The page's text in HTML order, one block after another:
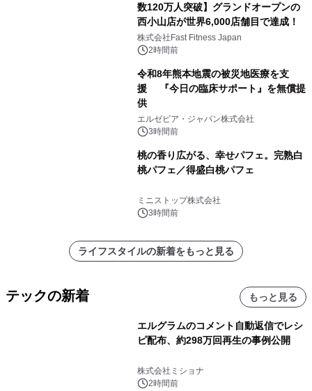
数120万人突破】グランドオープンの
西小山店が世界6,000店舗目で達成！
株式会社Fast Fitness Japan
2時間前
令和8年熊本地震の被災地医療を支
援 『今日の臨床サポート』を無償提
供
エルゼビア・ジャパン株式会社
3時間前
桃の香り広がる、幸せパフェ。完熟白
桃パフェ／得盛白桃パフェ
ミニストップ株式会社
3時間前
ライフスタイルの新着をもっと見る
テックの新着 もっと見る
エルグラムのコメント自動返信でレシ
ピ配布、約298万回再生の事例公開
株式会社ミショナ
2時間前